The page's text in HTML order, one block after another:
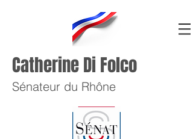
Catherine Di Folco
Sénateur du Rhône